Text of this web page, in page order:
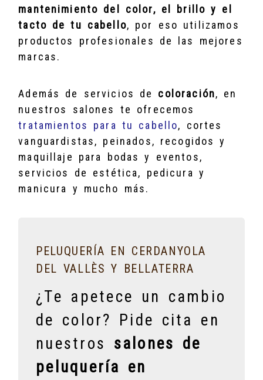
mantenimiento del color, el brillo y el
tacto de tu cabello, por eso utilizamos
productos profesionales de las mejores
marcas.
Además de servicios de coloración, en
nuestros salones te ofrecemos
tratamientos para tu cabello, cortes
vanguardistas, peinados, recogidos y
maquillaje para bodas y eventos,
servicios de estética, pedicura y
manicura y mucho más.
PELUQUERÍA EN CERDANYOLA
DEL VALLÈS Y BELLATERRA
¿Te apetece un cambio
de color? Pide cita en
nuestros salones de
peluquería en